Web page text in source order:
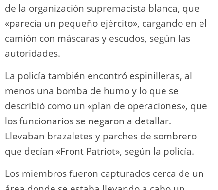
de la organización supremacista blanca, que
«parecía un pequeño ejército», cargando en el
camión con máscaras y escudos, según las
autoridades.
La policía también encontró espinilleras, al
menos una bomba de humo y lo que se
describió como un «plan de operaciones», que
los funcionarios se negaron a detallar.
Llevaban brazaletes y parches de sombrero
que decían «Front Patriot», según la policía.
Los miembros fueron capturados cerca de un